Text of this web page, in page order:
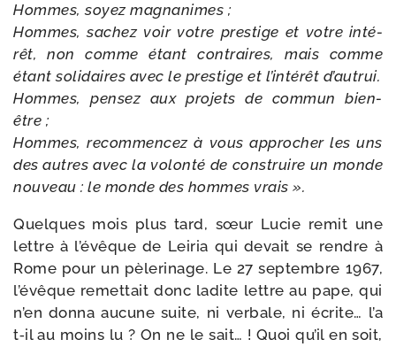
Hommes, soyez magnanimes ;
Hommes, sachez voir votre pres­tige et votre inté­
rêt, non comme étant contraires, mais comme
étant soli­daires avec le pres­tige et l’in­té­rêt d’autrui.
Hommes, pen­sez aux pro­jets de com­mun bien-
être ;
Hommes, recom­men­cez à vous appro­cher les uns
des autres avec la volon­té de construire un monde
nou­veau : le monde des hommes vrais ».
Quelques mois plus tard, sœur Lucie remit une
lettre à l’é­vêque de Leiria qui devait se rendre à
Rome pour un pèle­ri­nage. Le 27 sep­tembre 1967,
l’é­vêque remet­tait donc ladite lettre au pape, qui
n’en don­na aucune suite, ni ver­bale, ni écrite… l’a
t‑il au moins lu ? On ne le sait… ! Quoi qu’il en soit,